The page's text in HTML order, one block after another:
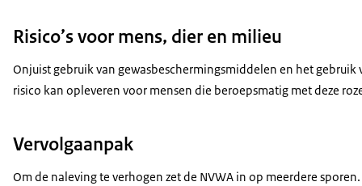
Risico’s voor mens, dier en milieu
Onjuist gebruik van gewasbeschermingsmiddelen en het
risico kan opleveren voor mensen die beroepsmatig met deze
Vervolgaanpak
Om de naleving te verhogen zet de NVWA in op meerdere